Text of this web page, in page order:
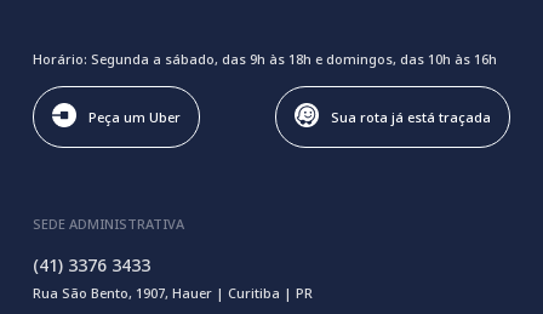
Horário: Segunda a sábado, das 9h às 18h e domingos, das 10h às 16h
Peça um Uber Sua rota já está traçada
SEDE ADMINISTRATIVA
(41) 3376 3433
Rua São Bento, 1907, Hauer | Curitiba | PR